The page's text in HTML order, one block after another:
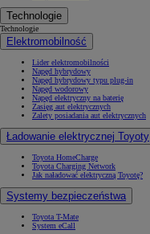
Technologie
Technologie
Elektromobilność
Lider elektromobilności
Napęd hybrydowy
Napęd hybrydowy typu plug-in
Napęd wodorowy
Napęd elektryczny na baterię
Zasięg aut elektrycznych
Zalety posiadania aut elektrycznych
Ładowanie elektrycznej Toyoty
Toyota HomeCharge
Toyota Charging Network
Jak naładować elektryczną Toyotę?
Systemy bezpieczeństwa
Toyota T-Mate
System eCall